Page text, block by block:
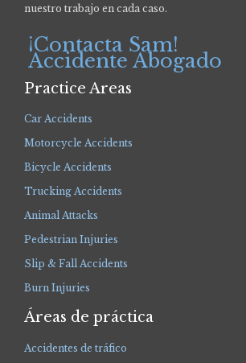
nuestro trabajo en cada caso.
¡Contacta Sam!
Accidente Abogado
Practice Areas
Car Accidents
Motorcycle Accidents
Bicycle Accidents
Trucking Accidents
Animal Attacks
Pedestrian Injuries
Slip & Fall Accidents
Burn Injuries
Áreas de práctica
Accidentes de tráfico